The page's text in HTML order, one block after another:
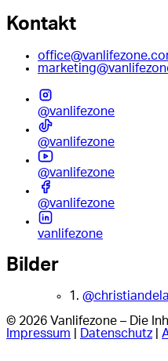
Kontakt
@vanlifezone
@vanlifezone
@vanlifezone
@vanlifezone
vanlifezone
Bilder
1.
© 2026 Vanlifezone – Die
Impressum
Datenschutz|